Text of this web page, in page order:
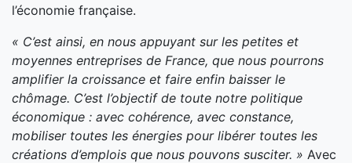
l’économie française.
« C’est ainsi, en nous appuyant sur les petites et
moyennes entreprises de France, que nous pourrons
amplifier la croissance et faire enfin baisser le
chômage. C’est l’objectif de toute notre politique
économique : avec cohérence, avec constance,
mobiliser toutes les énergies pour libérer toutes les
créations d’emplois que nous pouvons susciter. » Avec